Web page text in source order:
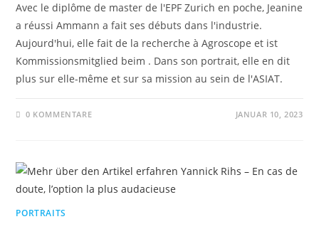
Avec le diplôme de master de l'EPF Zurich en poche, Jeanine
a réussi Ammann a fait ses débuts dans l'industrie.
Aujourd'hui, elle fait de la recherche à Agroscope et ist
Kommissionsmitglied beim . Dans son portrait, elle en dit
plus sur elle-même et sur sa mission au sein de l'ASIAT.
0 KOMMENTARE JANUAR 10, 2023
PORTRAITS